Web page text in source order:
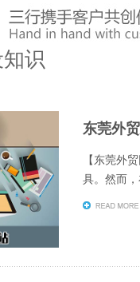
识
东莞外
【东莞外
具。然而